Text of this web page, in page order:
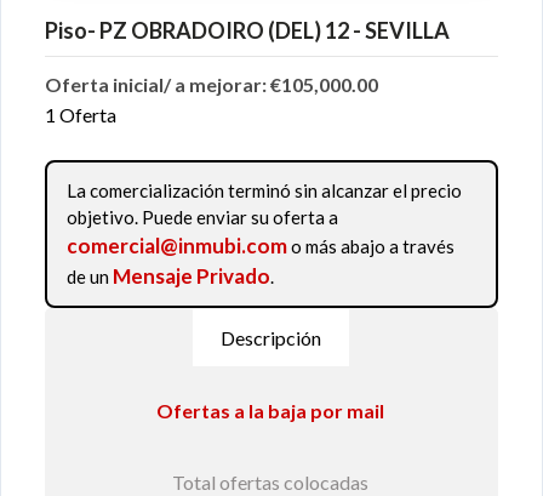
Piso- PZ OBRADOIRO (DEL) 12 - SEVILLA
Oferta inicial/ a mejorar: €105,000.00
1 Oferta
La comercialización terminó sin alcanzar el precio
objetivo. Puede enviar su oferta a
comercial@inmubi.como más abajo a través
de un Mensaje Privado.
Descripción
Ofertas a la baja por mail
Total ofertas colocadas